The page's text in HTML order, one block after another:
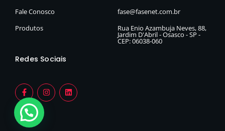
Fale Conosco
Produtos
fase@fasenet.com.br
Rua Enio Azambuja Neves, 88,
Jardim D'Abril - Osasco - SP -
CEP: 06038-060
Redes Sociais
a
c
e
b
o
o
k
n
s
t
i
n
k